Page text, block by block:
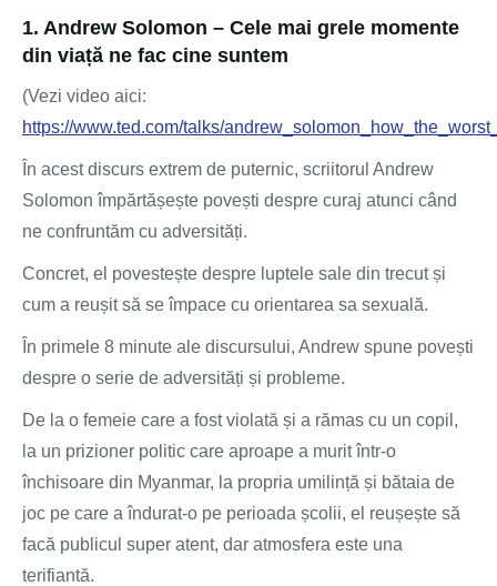
1. Andrew Solomon – Cele mai grele momente
din viață ne fac cine suntem
(Vezi video aici:
https://www.ted.com/talks/
În acest discurs extrem de puternic, scriitorul Andrew
Solomon împărtășește povești despre curaj atunci când
ne confruntăm cu adversități.
Concret, el povestește despre luptele sale din trecut și
cum a reușit să se împace cu orientarea sa sexuală.
În primele 8 minute ale discursului, Andrew spune povești
despre o serie de adversități și probleme.
De la o femeie care a fost violată și a rămas cu un copil,
la un prizioner politic care aproape a murit într-o
închisoare din Myanmar, la propria umilință și bătaia de
joc pe care a îndurat-o pe perioada școlii, el reușește să
facă publicul super atent, dar atmosfera este una
terifiantă.